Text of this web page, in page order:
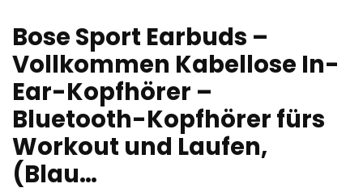
Bose Sport Earbuds –
Vollkommen Kabellose In-
Ear-Kopfhörer –
Bluetooth-Kopfhörer fürs
Workout und Laufen,
(Blau…